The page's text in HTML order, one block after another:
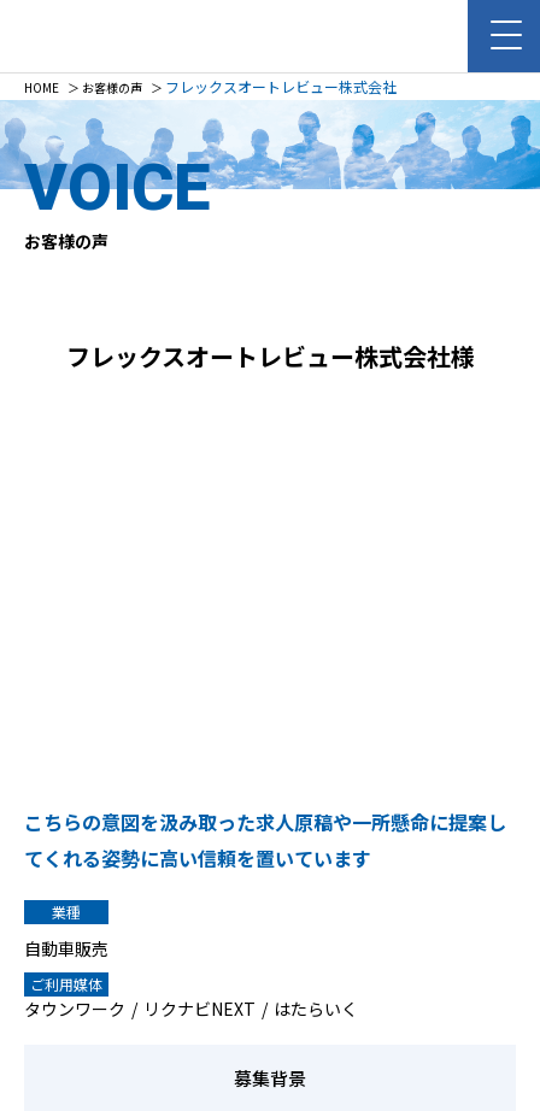
HOME ＞ お客様の声 ＞ フレックスオートレビュー株式会社
VOICE
お客様の声
フレックスオートレビュー株式会社様
こちらの意図を汲み取った求人原稿や一所懸命に提案し
てくれる姿勢に高い信頼を置いています
業種
自動車販売
ご利用媒体
タウンワーク リクナビNEXT はたらいく
募集背景